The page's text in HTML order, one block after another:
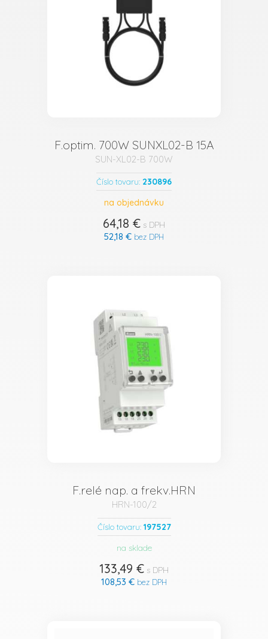
F.optim. 700W SUNXL02-B 15A
SUN-XL02-B 700W
Číslo tovaru: 230896
na objednávku
64,18 € s DPH
52,18 € bez DPH
F.relé nap. a frekv.HRN
HRN-100/2
Číslo tovaru: 197527
na sklade
133,49 € s DPH
108,53 € bez DPH